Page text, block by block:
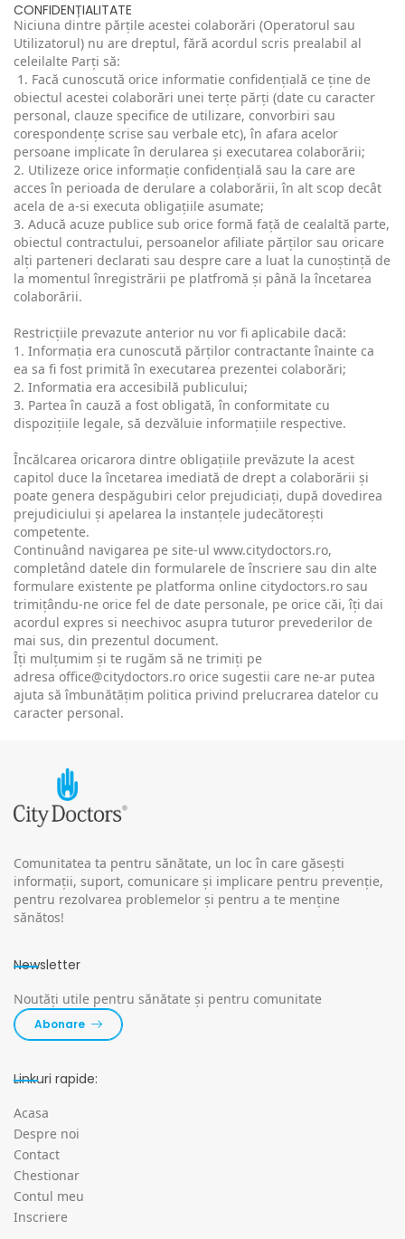
CONFIDENȚIALITATE
Niciuna dintre părțile acestei colaborări (Operatorul sau
Utilizatorul) nu are dreptul, fără acordul scris prealabil al
celeilalte Parți să:
1. Facă cunoscută orice informatie confidențială ce ține de
obiectul acestei colaborări unei terțe părți (date cu caracter
personal, clauze specifice de utilizare, convorbiri sau
corespondențe scrise sau verbale etc), în afara acelor
persoane implicate în derularea și executarea colaborării;
2. Utilizeze orice informație confidențială sau la care are
acces în perioada de derulare a colaborării, în alt scop decât
acela de a-si executa obligațiile asumate;
3. Aducă acuze publice sub orice formă față de cealaltă parte,
obiectul contractului, persoanelor afiliate părților sau oricare
alți parteneri declarati sau despre care a luat la cunoștință de
la momentul înregistrării pe platfromă și până la încetarea
colaborării.
Restricțiile prevazute anterior nu vor fi aplicabile dacă:
1. Informația era cunoscută părților contractante înainte ca
ea sa fi fost primită în executarea prezentei colaborări;
2. Informatia era accesibilă publicului;
3. Partea în cauză a fost obligată, în conformitate cu
dispozițiile legale, să dezvăluie informațiile respective.
Încălcarea oricarora dintre obligațiile prevăzute la acest
capitol duce la încetarea imediată de drept a colaborării și
poate genera despăgubiri celor prejudiciați, după dovedirea
prejudiciului și apelarea la instanțele judecătorești
competente.
Continuând navigarea pe site-ul www.citydoctors.ro,
completând datele din formularele de înscriere sau din alte
formulare existente pe platforma online citydoctors.ro sau
trimițându-ne orice fel de date personale, pe orice căi, îți dai
acordul expres si neechivoc asupra tuturor prevederilor de
mai sus, din prezentul document.
Îți mulțumim și te rugăm să ne trimiți pe
adresa office@citydoctors.ro orice sugestii care ne-ar putea
ajuta să îmbunătățim politica privind prelucrarea datelor cu
caracter personal.
Comunitatea ta pentru sănătate, un loc în care găsești
informații, suport, comunicare și implicare pentru prevenție,
pentru rezolvarea problemelor și pentru a te menține
sănătos!
Newsletter
Noutăți utile pentru sănătate și pentru comunitate
Abonare
Linkuri rapide:
Acasa
Despre noi
Contact
Chestionar
Contul meu
Inscriere